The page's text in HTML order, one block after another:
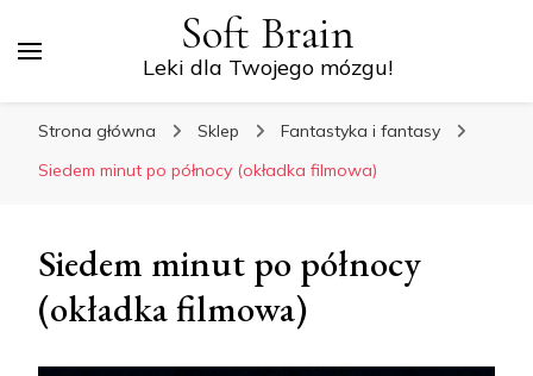
Soft Brain
Leki dla Twojego mózgu!
Strona główna Sklep
Fantastyka i fantasy
Siedem minut po północy (okładka filmowa)
Siedem minut po północy
(okładka filmowa)